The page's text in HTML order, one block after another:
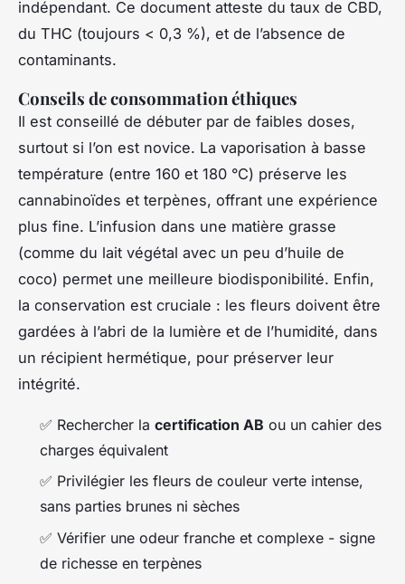
indépendant. Ce document atteste du taux de CBD,
du THC (toujours < 0,3 %), et de l’absence de
contaminants.
Conseils de consommation éthiques
Il est conseillé de débuter par de faibles doses,
surtout si l’on est novice. La vaporisation à basse
température (entre 160 et 180 °C) préserve les
cannabinoïdes et terpènes, offrant une expérience
plus fine. L’infusion dans une matière grasse
(comme du lait végétal avec un peu d’huile de
coco) permet une meilleure biodisponibilité. Enfin,
la conservation est cruciale : les fleurs doivent être
gardées à l’abri de la lumière et de l’humidité, dans
un récipient hermétique, pour préserver leur
intégrité.
✅ Rechercher la certification AB ou un cahier des
charges équivalent
✅ Privilégier les fleurs de couleur verte intense,
sans parties brunes ni sèches
✅ Vérifier une odeur franche et complexe - signe
de richesse en terpènes